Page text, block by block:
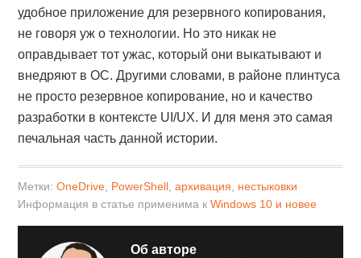
удобное приложение для резервного копирования,
не говоря уж о технологии. Но это никак не
оправдывает тот ужас, который они выкатывают и
внедряют в ОС. Другими словами, в районе плинтуса
не просто резервное копирование, но и качество
разработки в контексте UI/UX. И для меня это самая
печальная часть данной истории.
Метки:OneDrive, PowerShell,архивация, нестыковки
Информация в статье применима кWindows 10 и новее
Об авторе